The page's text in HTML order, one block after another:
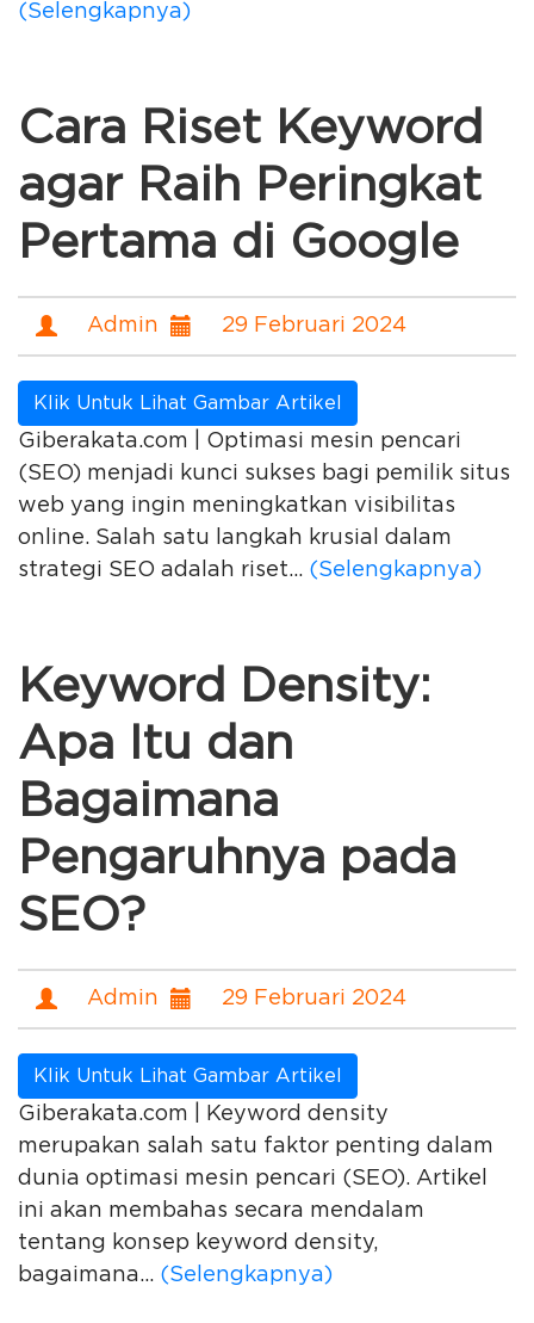
(Selengkapnya)
Cara Riset Keyword
agar Raih Peringkat
Pertama di Google
Admin 29 Februari 2024
Klik Untuk Lihat Gambar Artikel
Giberakata.com | Optimasi mesin pencari
(SEO) menjadi kunci sukses bagi pemilik situs
web yang ingin meningkatkan visibilitas
online. Salah satu langkah krusial dalam
strategi SEO adalah riset... (Selengkapnya)
Keyword Density:
Apa Itu dan
Bagaimana
Pengaruhnya pada
SEO?
Admin 29 Februari 2024
Klik Untuk Lihat Gambar Artikel
Giberakata.com | Keyword density
merupakan salah satu faktor penting dalam
dunia optimasi mesin pencari (SEO). Artikel
ini akan membahas secara mendalam
tentang konsep keyword density,
bagaimana... (Selengkapnya)